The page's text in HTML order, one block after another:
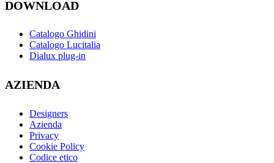
DOWNLOAD
Catalogo Ghidini
Catalogo Lucitalia
Dialux plug-in
AZIENDA
Designers
Azienda
Privacy
Cookie Policy
Codice etico